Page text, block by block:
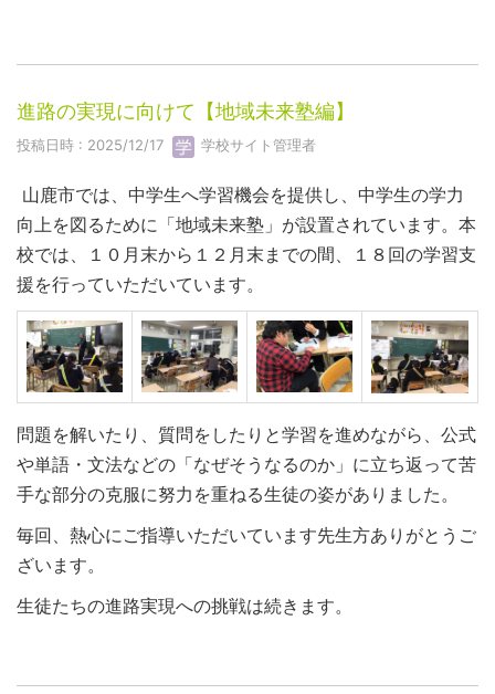
進路の実現に向けて【地域未来塾編】
投稿日時 : 2025/12/17 学校サイト管理者
山鹿市では、中学生へ学習機会を提供し、中学生の学力
向上を図るために「地域未来塾」が設置されています。本
校では、１０月末から１２月末までの間、１８回の学習支
援を行っていただいています。
問題を解いたり、質問をしたりと学習を進めながら、公式
や単語・文法などの「なぜそうなるのか」に立ち返って苦
手な部分の克服に努力を重ねる生徒の姿がありました。
毎回、熱心にご指導いただいています先生方ありがとうご
ざいます。
生徒たちの進路実現への挑戦は続きます。